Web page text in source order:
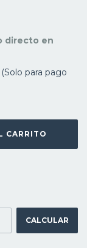
directo en
para pago
CALCULAR